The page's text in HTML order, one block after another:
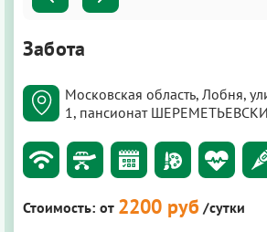
Забота
Московская область, Лобня,
1, пансионат
Стоимость: от 2200 руб /сутки